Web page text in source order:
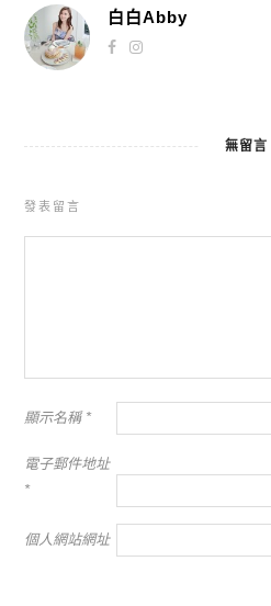
白白Abby
無留言
發表留言
顯示名稱 *
電子郵件地址
*
個人網站網址